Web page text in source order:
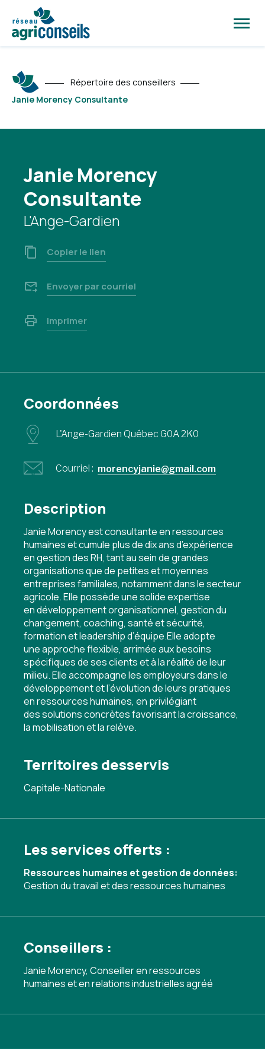
la
Répertoire des conseillers
Janie Morency Consultante
Janie Morency
Consultante
L'Ange-Gardien
Copier le lien
Envoyer par courriel
Imprimer
Coordonnées
L'Ange-Gardien Québec G0A 2K0
Courriel : morencyjanie@gmail.com
Description
Janie Morency est consultante en ressources
humaines et cumule plus de dix ans d’expérience
en gestion des RH, tant au sein de grandes
organisations que de petites et moyennes
entreprises familiales, notamment dans le secteur
agricole. Elle possède une solide expertise
en développement organisationnel, gestion du
changement, coaching, santé et sécurité,
formation et leadership d’équipe.Elle adopte
une approche flexible, arrimée aux besoins
spécifiques de ses clients et à la réalité de leur
milieu. Elle accompagne les employeurs dans le
développement et l’évolution de leurs pratiques
en ressources humaines, en privilégiant
des solutions concrètes favorisant la croissance,
la mobilisation et la relève.
Territoires desservis
Capitale-Nationale
Les services offerts :
Ressources humaines et gestion de données:
Gestion du travail et des ressources humaines
Conseillers :
Janie Morency, Conseiller en ressources
humaines et en relations industrielles agréé